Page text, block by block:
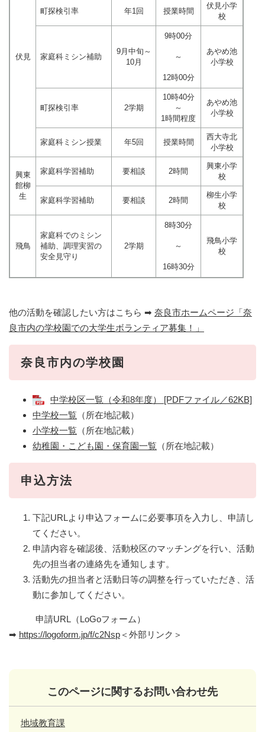
伏見
町探検引率 年1回 授業時間
伏見小学
校
家庭科ミシン補助
9月中旬～
10月
9時00分
～
12時00分
あやめ池
小学校
町探検引率 2学期
10時40分
～
1時間程度
あやめ池
小学校
家庭科ミシン授業 年5回 授業時間
西大寺北
小学校
興東
館柳
生
家庭科学習補助 要相談 2時間
興東小学
校
家庭科学習補助 要相談 2時間
柳生小学
校
飛鳥
家庭科でのミシン
補助、調理実習の
安全見守り
2学期
8時30分
～
16時30分
飛鳥小学
校
他の活動を確認したい方はこちら ➡ 奈良市ホームページ「奈
良市内の学校園での大学生ボランティア募集！」
奈良市内の学校園
中学校区一覧（令和8年度） [PDFファイル／62KB]
中学校一覧 （所在地記載）
小学校一覧 （所在地記載）​
幼稚園・こども園・保育園一覧 （所在地記載）​
申込方法
下記URLより申込フォームに必要事項を入力し、申請し
てください。
申請内容を確認後、活動校区のマッチングを行い、活動
先の担当者の連絡先を通知します。
活動先の担当者と活動日等の調整を行っていただき、活
動に参加してください。
申請URL（LoGoフォーム）
➡ https://logoform.jp/f/c2Nsp ＜外部リンク＞
このページに関するお問い合わせ先
地域教育課